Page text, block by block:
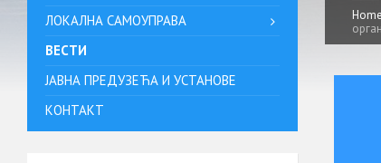
Home
ЛОКАЛНА САМОУПРАВА
ВЕСТИ
ЈАВНА ПРЕДУЗЕЋА И УСТАНОВЕ
КОНТАКТ